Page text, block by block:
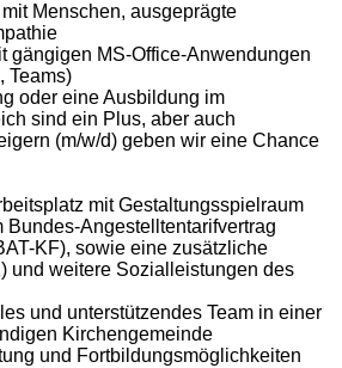
Menschen, ausgeprägte
gängigen MS-Office-Anwendungen
Teams)
oder eine Ausbildung im
sind ein Plus, aber auch
(m/w/d) geben wir eine Chance
mit Gestaltungsspielraum
Bundes-Angestelltentarifvertrag
KF), sowie eine zusätzliche
und weitere Sozialleistungen des
und unterstützendes Team in einer
Kirchengemeinde
und Fortbildungsmöglichkeiten